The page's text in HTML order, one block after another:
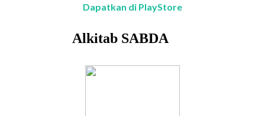
Dapatkan di PlayStore